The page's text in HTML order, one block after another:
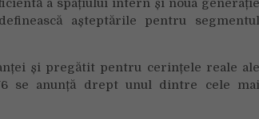
a spațiului intern și noua generație
așteptările pentru segmentul
și pregătit pentru cerințele reale ale
se anunță drept unul dintre cele mai